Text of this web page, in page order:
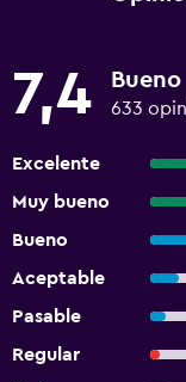
7,4 Bueno
633
Excelente
Muy bueno
Bueno
Aceptable
Pasable
Regular